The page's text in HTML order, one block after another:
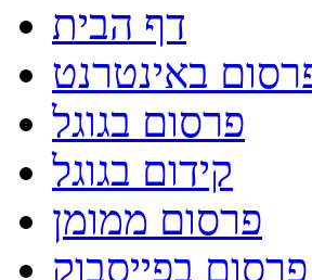
דף הבית
באינטרנט
פרסום בגוגל
קידום בגוגל
פרסום ממומן
פרסום בפייסבוק